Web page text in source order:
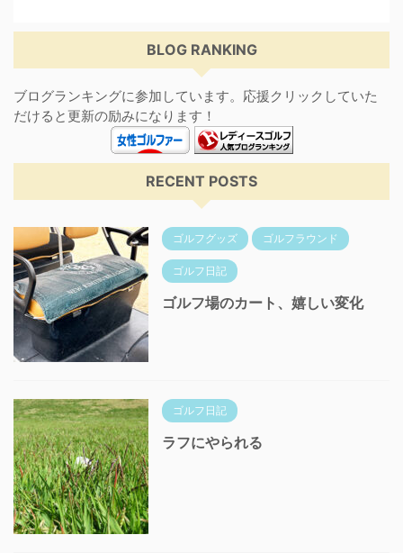
BLOG RANKING
ブログランキングに参加しています。応援クリックしていた
だけると更新の励みになります！
RECENT POSTS
ゴルフグッズ ゴルフラウンド
ゴルフ日記
ゴルフ場のカート、嬉しい変化
ゴルフ日記
ラフにやられる